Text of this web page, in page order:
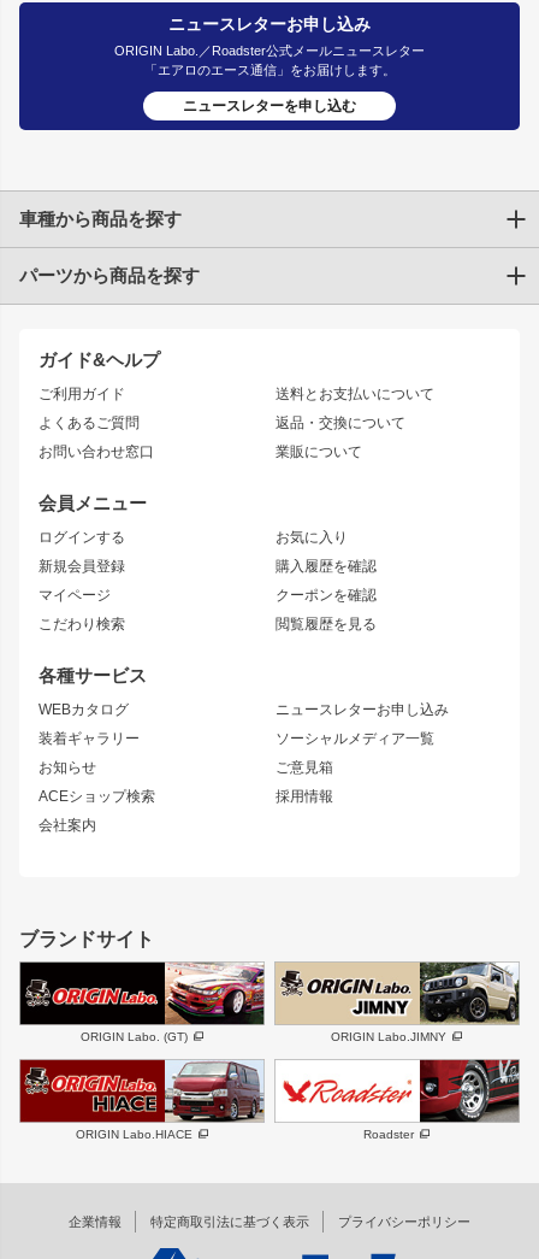
ニュースレターお申し込み
ORIGIN Labo.／Roadster公式メールニュースレター
「エアロのエース通信」をお届けします。
ニュースレターを申し込む
ガイド&ヘルプ
ご利用ガイド
よくあるご質問
お問い合わせ窓口
送料とお支払いについて
返品・交換について
業販について
会員メニュー
ログインする
新規会員登録
マイページ
こだわり検索
お気に入り
購入履歴を確認
クーポンを確認
閲覧履歴を見る
各種サービス
WEBカタログ
装着ギャラリー
お知らせ
ACEショップ検索
会社案内
ニュースレターお申し込み
ソーシャルメディア一覧
ご意見箱
採用情報
車種から商品を探す
トヨタ
JZX90 CHASER
JZX110 MARK II
JZX100 MARK II
JZX90 MARK II
トレノ
マークX
アリスト
ソアラ
アルテッツァ
ニッサン
S15 シルビア
S14 シルビア 後期
S13 シルビア
180SX
シルエイティ
ワンビア
ローレル
セフィーロ
キャラバン
スズキ
GS350
SC
スバル 三菱
デリカ D:5
軽自動車 汎用
パーツから商品を探す
エアロシリーズ
ドリフトライン
風神
雷神
レーシングライン
アタックライン
ストリームライン
リアウイング
ジムニーパーツ
ホイール
MUD-S7
MUD-SR7
まつど家 鉄漢
ボンネット
フェンダー
サイドパーツ
リアゲート
メンテナンスパーツ
ハイエースパーツ
ホイール
DAYTONA-RS
DAYTONA-RS NEO
エアロシリーズ
RUGGER MODEL
DTM:exclusive
ブランドサイト
ORIGIN Labo. (GT) ORIGIN Labo.JIMNY
ORIGIN Labo.HIACE Roadster
企業情報 特定商取引法に基づく表示 プライバシーポリシー